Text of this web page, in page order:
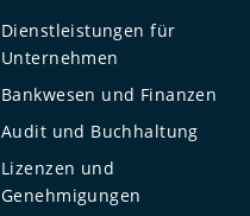
Dienstleistungen für
Unternehmen
Bankwesen und Finanzen
Audit und Buchhaltung
Lizenzen und
Genehmigungen